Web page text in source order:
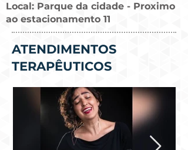
Local: Parque da cidade - Proximo
ao estacionamento 11
ATENDIMENTOS
TERAPÊUTICOS